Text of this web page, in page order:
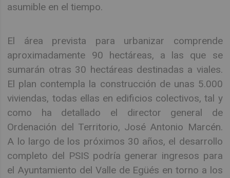
asumible en el tiempo.
El área prevista para urbanizar comprende
aproximadamente 90 hectáreas, a las que se
sumarán otras 30 hectáreas destinadas a viales.
El plan contempla la construcción de unas 5.000
viviendas, todas ellas en edificios colectivos, tal y
como ha detallado el director general de
Ordenación del Territorio, José Antonio Marcén.
A lo largo de los próximos 30 años, el desarrollo
completo del PSIS podría generar ingresos para
el Ayuntamiento del Valle de Egüés en torno a los